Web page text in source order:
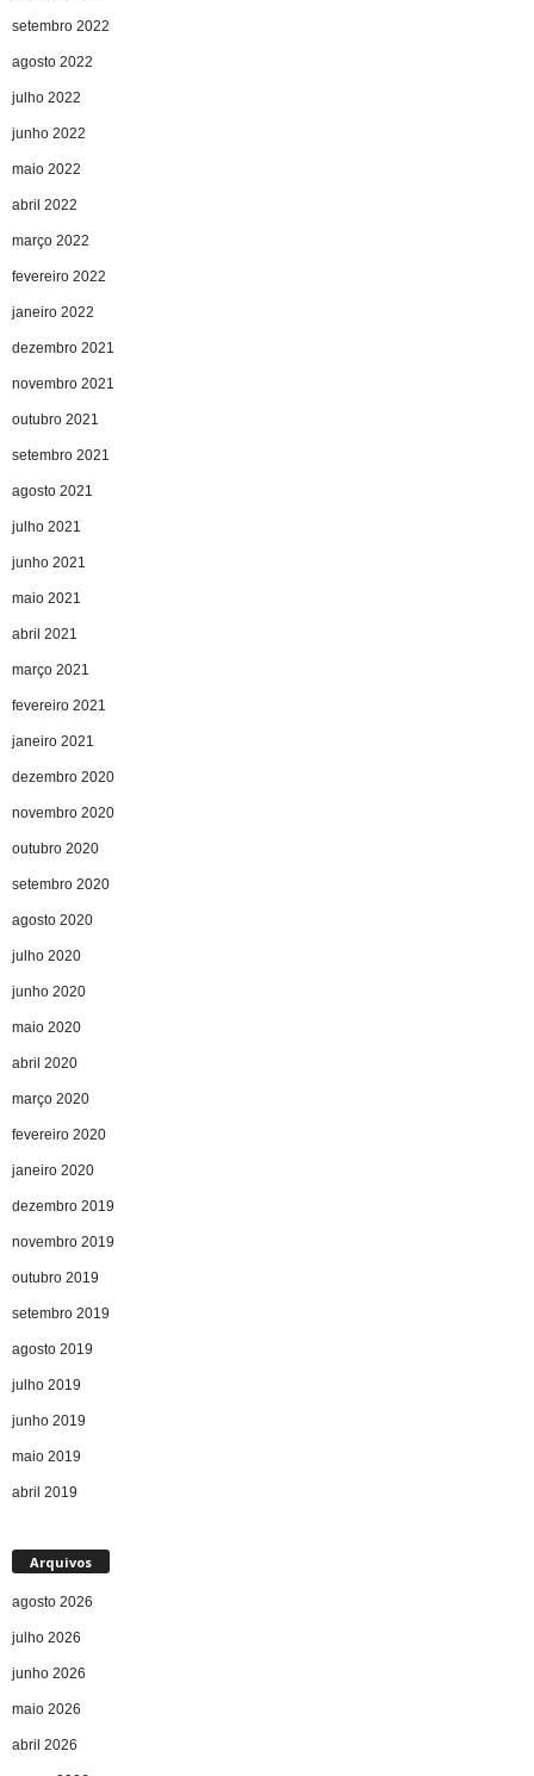
setembro 2022
agosto 2022
julho 2022
junho 2022
maio 2022
abril 2022
março 2022
fevereiro 2022
janeiro 2022
dezembro 2021
novembro 2021
outubro 2021
setembro 2021
agosto 2021
julho 2021
junho 2021
maio 2021
abril 2021
março 2021
fevereiro 2021
janeiro 2021
dezembro 2020
novembro 2020
outubro 2020
setembro 2020
agosto 2020
julho 2020
junho 2020
maio 2020
abril 2020
março 2020
fevereiro 2020
janeiro 2020
dezembro 2019
novembro 2019
outubro 2019
setembro 2019
agosto 2019
julho 2019
junho 2019
maio 2019
abril 2019
Arquivos
agosto 2026
julho 2026
junho 2026
maio 2026
abril 2026